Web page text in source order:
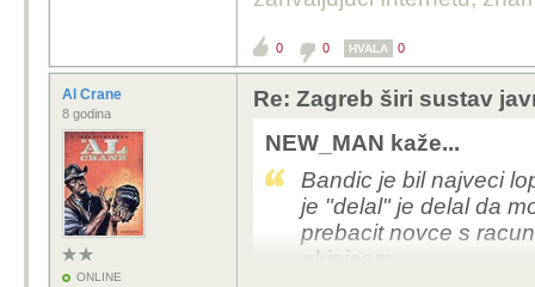
U svakom slucaju,
zadnjih godina, ali ne
za vrijeme Bandica
kontinuirano, a i tad
Da ima jos puno
da bude pouzdaniji,
0 0 HVALA 0
Al Crane
8 godina
ONLINE
Re: Zagreb širi sustav
NEW_MAN kaže...
Bandic je bil najveci
je "delal" je delal da
prebacit novce s
ekipicom.